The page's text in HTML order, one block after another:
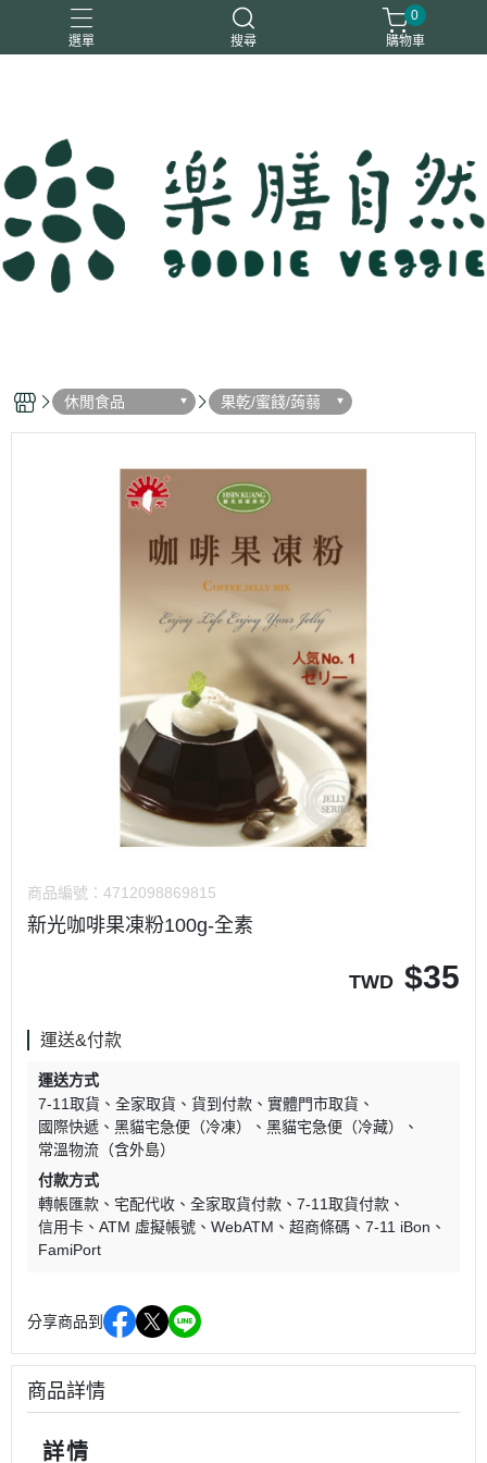
選單 搜尋
一樂鶴
0
購物車
休閒食品 果乾/蜜餞/蒟蒻
商品編號： 4712098869815
新光咖啡果凍粉100g-全素
TWD $35
運送&付款
運送方式
7-11取貨
全家取貨 貨到付款
實體門市取貨
國際快遞
黑貓宅急便（冷凍）
黑貓宅急便（冷藏）
常溫物流（含外島）
付款方式
轉帳匯款
宅配代收 全家取貨付款
7-11取貨付款
信用卡
ATM 虛擬帳號 WebATM 超商條碼
7-11 iBon
FamiPort
分享商品到
商品詳情
詳情